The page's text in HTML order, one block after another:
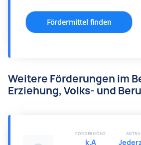
Fördermittel finden
Weitere Förderungen im
Erziehung, Volks- und
FÖRDERHÖHE
k.A